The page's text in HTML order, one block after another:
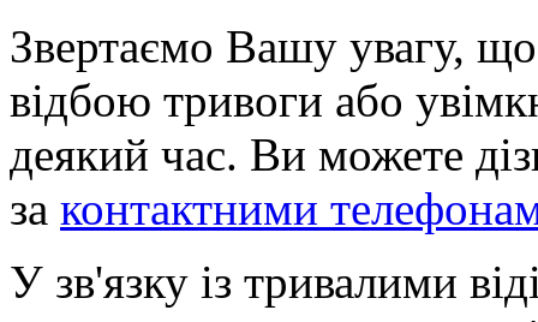
Звертаємо Вашу увагу,
відбою тривоги або
деякий час. Ви можете
за контактними
У зв'язку із тривалими